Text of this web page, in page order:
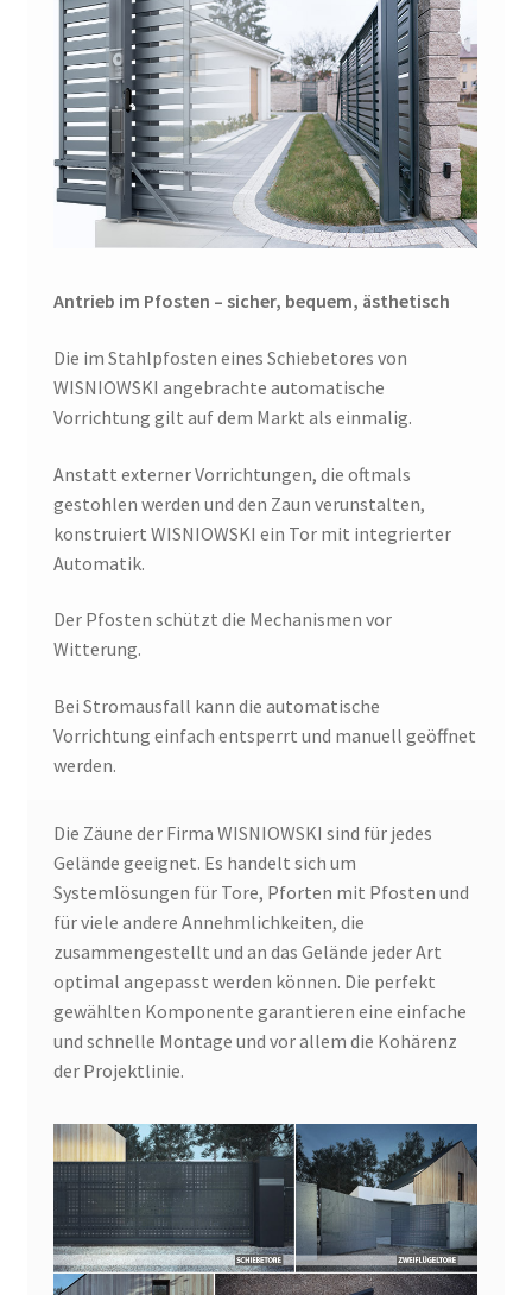
Antrieb im Pfosten – sicher, bequem, ästhetisch
Die im Stahlpfosten eines Schiebetores von
WISNIOWSKI angebrachte automatische
Vorrichtung gilt auf dem Markt als einmalig.
Anstatt externer Vorrichtungen, die oftmals
gestohlen werden und den Zaun verunstalten,
konstruiert WISNIOWSKI ein Tor mit integrierter
Automatik.
Der Pfosten schützt die Mechanismen vor
Witterung.
Bei Stromausfall kann die automatische
Vorrichtung einfach entsperrt und manuell geöffnet
werden.
Die Zäune der Firma WISNIOWSKI sind für jedes
Gelände geeignet. Es handelt sich um
Systemlösungen für Tore, Pforten mit Pfosten und
für viele andere Annehmlichkeiten, die
zusammengestellt und an das Gelände jeder Art
optimal angepasst werden können. Die perfekt
gewählten Komponente garantieren eine einfache
und schnelle Montage und vor allem die Kohärenz
der Projektlinie.